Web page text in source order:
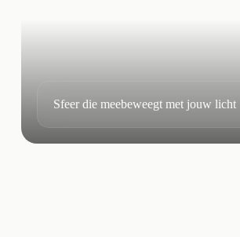
Sfeer die meebeweegt met jouw licht